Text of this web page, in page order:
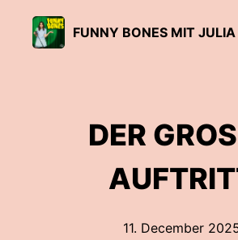
DER
11. December